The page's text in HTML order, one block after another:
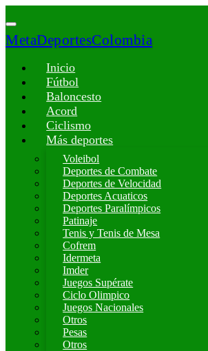
MetaDeportesColombia
Inicio
Fútbol
Baloncesto
Acord
Ciclismo
Más deportes
Voleibol
Deportes de Combate
Deportes de Velocidad
Deportes Acuaticos
Deportes Paralímpicos
Patinaje
Tenis y Tenis de Mesa
Cofrem
Idermeta
Imder
Juegos Supérate
Ciclo Olimpico
Juegos Nacionales
Otros
Pesas
Otros